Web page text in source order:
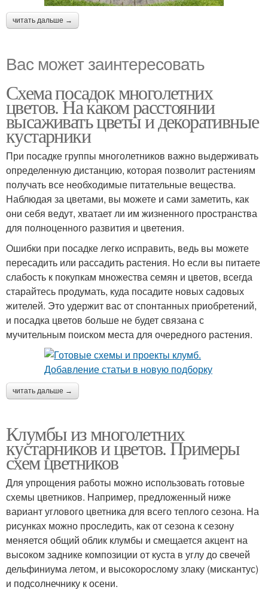
читать дальше →
Вас может заинтересовать
Схема посадок многолетних
цветов. На каком расстоянии
высаживать цветы и декоративные
кустарники
При посадке группы многолетников важно выдерживать
определенную дистанцию, которая позволит растениям
получать все необходимые питательные вещества.
Наблюдая за цветами, вы можете и сами заметить, как
они себя ведут, хватает ли им жизненного пространства
для полноценного развития и цветения.
Ошибки при посадке легко исправить, ведь вы можете
пересадить или рассадить растения. Но если вы питаете
слабость к покупкам множества семян и цветов, всегда
старайтесь продумать, куда посадите новых садовых
жителей. Это удержит вас от спонтанных приобретений,
и посадка цветов больше не будет связана с
мучительным поиском места для очередного растения.
читать дальше →
Клумбы из многолетних
кустарников и цветов. Примеры
схем цветников
Для упрощения работы можно использовать готовые
схемы цветников. Например, предложенный ниже
вариант углового цветника для всего теплого сезона. На
рисунках можно проследить, как от сезона к сезону
меняется общий облик клумбы и смещается акцент на
высоком заднике композиции от куста в углу до свечей
дельфиниума летом, и высокорослому злаку (мискантус)
и подсолнечнику к осени.